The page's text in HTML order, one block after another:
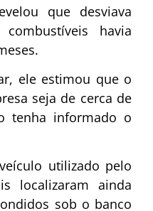
que desviava
havia
ele estimou que o
seja de cerca de
tenha informado o
utilizado pelo
localizaram ainda
sob o banco